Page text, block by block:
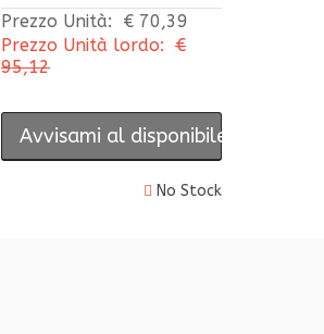
Prezzo Unità:
€ 70,39
Prezzo Unità lordo: €
95,12
Avvisami al disponibile
No Stock